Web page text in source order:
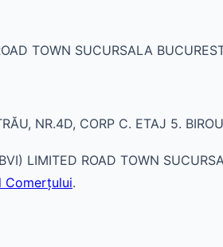
TOWN SUCURSALA
NR.4D, CORP C. ETAJ 5.
LIMITED ROAD TOWN
Comerțului.